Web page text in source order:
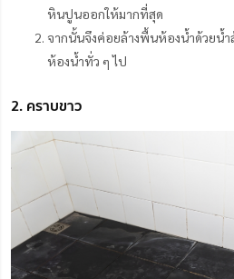
หินปูนออกให้มากที่สุด
จากนั้นจึงค่อยล้างพื้นห้องน้ำด้วยน้
ห้องน้ำทั่ว ๆ ไป
2. คราบขาว